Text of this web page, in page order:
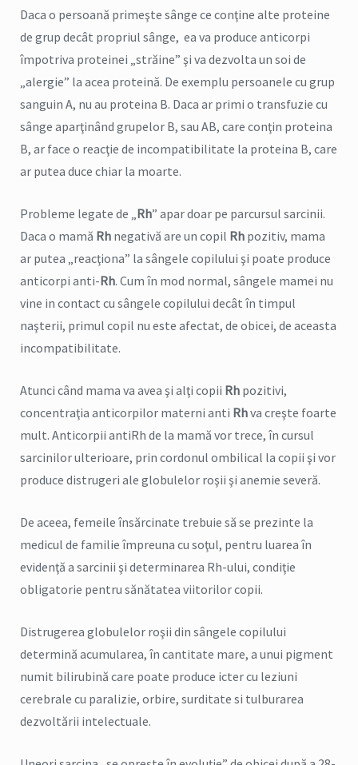
Daca o persoană primeşte sânge ce conţine alte proteine
de grup decât propriul sânge, ea va produce anticorpi
împotriva proteinei „străine” şi va dezvolta un soi de
„alergie” la acea proteină. De exemplu persoanele cu grup
sanguin A, nu au proteina B. Daca ar primi o transfuzie cu
sânge aparţinând grupelor B, sau AB, care conţin proteina
B, ar face o reacţie de incompatibilitate la proteina B, care
ar putea duce chiar la moarte.
Probleme legate de „ Rh” apar doar pe parcursul sarcinii.
Daca o mamă Rh negativă are un copil Rh pozitiv, mama
ar putea „reacţiona” la sângele copilului şi poate produce
anticorpi anti-Rh. Cum în mod normal, sângele mamei nu
vine in contact cu sângele copilului decât în timpul
naşterii, primul copil nu este afectat, de obicei, de aceasta
incompatibilitate.
Atunci când mama va avea şi alţi copii Rh pozitivi,
concentraţia anticorpilor materni anti Rhva creşte foarte
mult. Anticorpii antiRh de la mamă vor trece, în cursul
sarcinilor ulterioare, prin cordonul ombilical la copii şi vor
produce distrugeri ale globulelor roşii şi anemie severă.
De aceea, femeile însărcinate trebuie să se prezinte la
medicul de familie împreuna cu soţul, pentru luarea în
evidenţă a sarcinii şi determinarea Rh-ului, condiţie
obligatorie pentru sănătatea viitorilor copii.
Distrugerea globulelor roşii din sângele copilului
determină acumularea, în cantitate mare, a unui pigment
numit bilirubină care poate produce icter cu leziuni
cerebrale cu paralizie, orbire, surditate si tulburarea
dezvoltării intelectuale.